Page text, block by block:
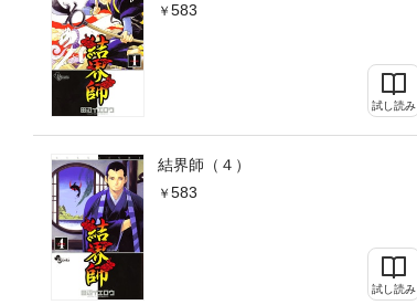
583
試し読み
結界師（４）
583
試し読み